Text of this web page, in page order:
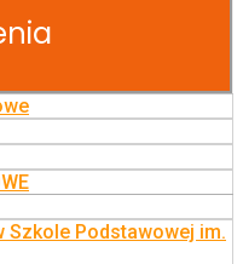
Podstawowej im.